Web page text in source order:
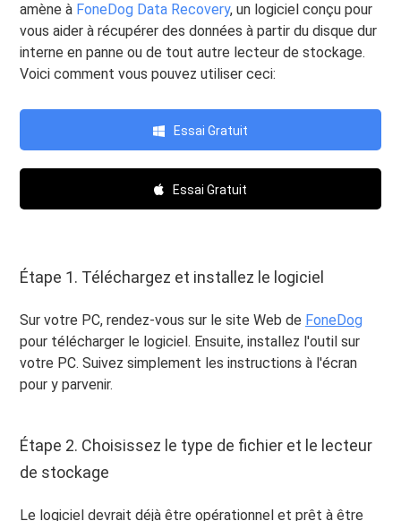
amène à FoneDog Data Recovery, un logiciel conçu pour
vous aider à récupérer des données à partir du disque dur
interne en panne ou de tout autre lecteur de stockage.
Voici comment vous pouvez utiliser ceci:
Essai Gratuit
Essai Gratuit
Étape 1. Téléchargez et installez le logiciel
Sur votre PC, rendez-vous sur le site Web de FoneDog
pour télécharger le logiciel. Ensuite, installez l'outil sur
votre PC. Suivez simplement les instructions à l'écran
pour y parvenir.
Étape 2. Choisissez le type de fichier et le lecteur
de stockage
Le logiciel devrait déjà être opérationnel et prêt à être